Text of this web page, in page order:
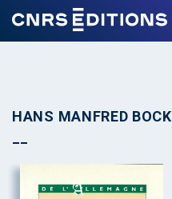
HANS MANFRED BOCK